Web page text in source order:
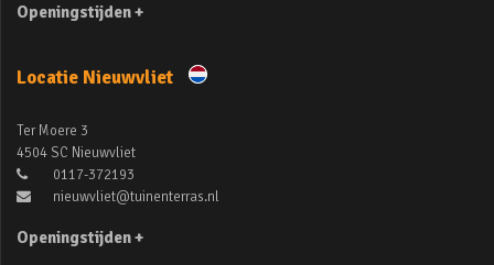
Openingstijden +
Locatie Nieuwvliet
Ter Moere 3
4504 SC Nieuwvliet
0117-372193
nieuwvliet@tuinenterras.nl
Openingstijden +